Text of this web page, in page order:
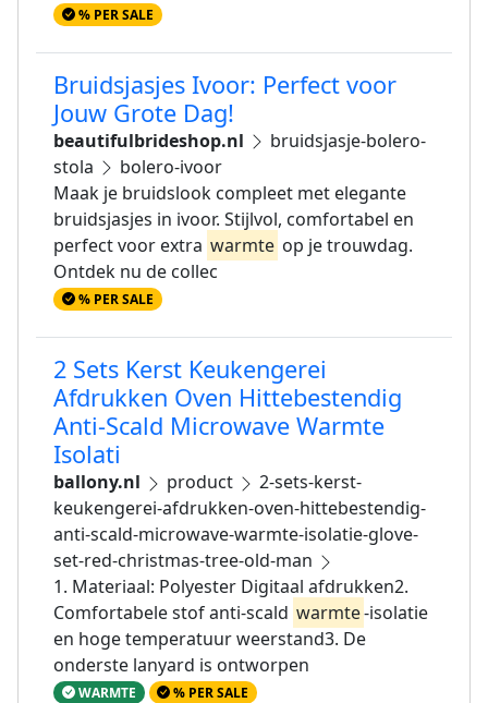
% PER SALE
Bruidsjasjes Ivoor: Perfect voor
Jouw Grote Dag!
beautifulbrideshop.nl
bruidsjasje-bolero-
stola
bolero-ivoor
Maak je bruidslook compleet met elegante
bruidsjasjes in ivoor. Stijlvol, comfortabel en
perfect voor extra warmte op je trouwdag.
Ontdek nu de collec
% PER SALE
2 Sets Kerst Keukengerei
Afdrukken Oven Hittebestendig
Anti-Scald Microwave Warmte
Isolati
ballony.nl product
2-sets-kerst-
keukengerei-afdrukken-oven-hittebestendig-
anti-scald-microwave-warmte-isolatie-glove-
set-red-christmas-tree-old-man
1. Materiaal: Polyester Digitaal afdrukken2.
Comfortabele stof anti-scald warmte-isolatie
en hoge temperatuur weerstand3. De
onderste lanyard is ontworpen
WARMTE % PER SALE